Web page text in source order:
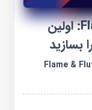
Flame & Flutter with Dart: اولین
Flame &